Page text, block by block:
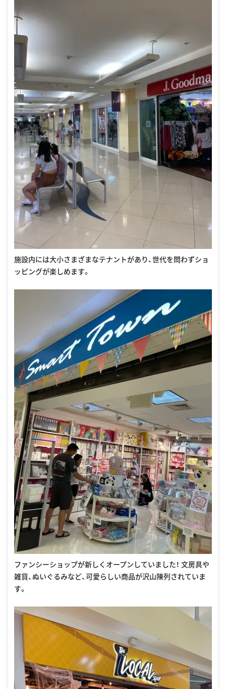
施設内には大小さまざまなテナントがあり、世代を問わずショ
ッピングが楽しめます。
ファンシーショップが新しくオープンしていました！ 文房具や
雑貨、ぬいぐるみなど、可愛らしい商品が沢山陳列されていま
す。